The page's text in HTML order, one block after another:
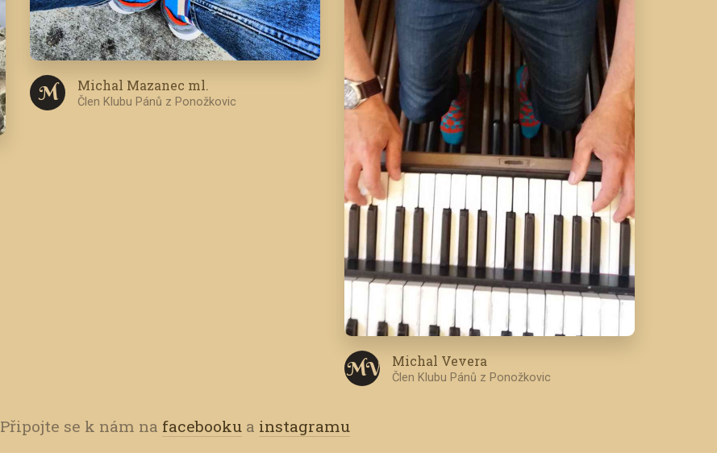
M
Michal Mazanec ml.
Člen Klubu Pánů z Ponožkovic
M V Michal Vevera
Člen Klubu Pánů z Ponožkovic
Připojte se k nám na facebooku a instagramu